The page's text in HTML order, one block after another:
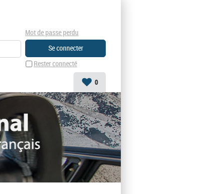
Rester connecté
Mot de passe perdu
0